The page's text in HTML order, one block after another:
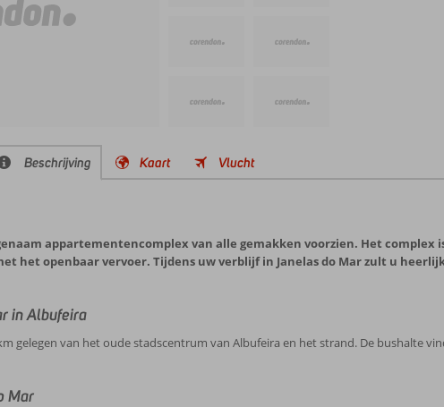
Beschrijving Kaart Vlucht
appartementencomplex van alle gemakken voorzien. Het
het openbaar vervoer. Tijdens uw verblijf in Janelas do Mar zult u
in Albufeira
gelegen van het oude stadscentrum van Albufeira en het strand. De bushalte
Mar